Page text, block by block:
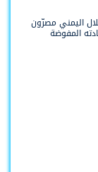
اليمني مصرّون
المفوضة